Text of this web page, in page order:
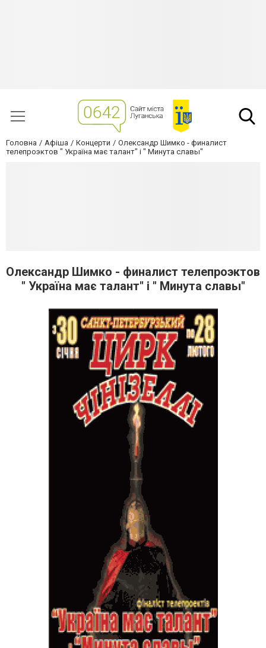
Головна Афіша Концерти
Олександр Шимко - финалист
телепроэктов " Україна має талант" і " Минута славы"
Олександр Шимко - финалист телепроэктов
" Україна має талант" і " Минута славы"